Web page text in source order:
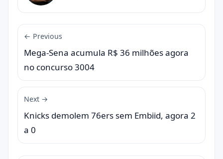
← Previous
Mega-Sena acumula R$ 36 milhões agora
no concurso 3004
Next →
Knicks demolem 76ers sem Embiid, agora 2
a 0